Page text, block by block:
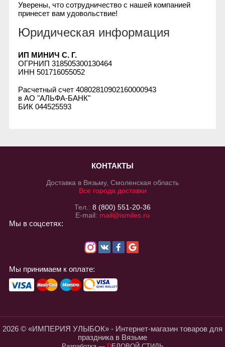
Уверены, что сотрудничество с нашей компанией
принесет вам удовольствие!
Юридическая информация
ИП МИНИЧ С. Г.
ОГРНИП 318505300130464
ИНН 501716055052
Расчетный счет 40802810902160000943
в АО "АЛЬФА-БАНК"
БИК 044525593
КОНТАКТЫ
Доставка в Вязьму, Смоленская область
Все города доставки
Тел.: 8 (800) 551-20-36
E-mail: mail@ismiles.ru
Мы в соцсетях:
Мы принимаем к оплате:
2026 © «ИМПЕРИЯ УЛЫБОК» - Интернет-магазин товаров для
праздника в Вязьме